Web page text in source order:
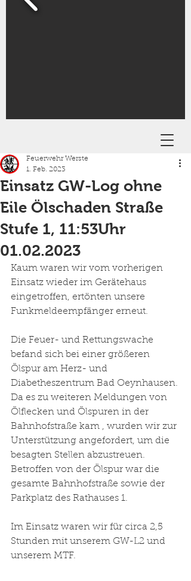
Einsatz GW-Log ohne
Eile Ölschaden Straße
Stufe 1, 11:53Uhr
01.02.2023
Feuerwehr Werste
1. Feb. 2023
Kaum waren wir vom vorherigen
Einsatz wieder im Gerätehaus
eingetroffen, ertönten unsere
Funkmeldeempfänger erneut.
Die Feuer- und Rettungswache
befand sich bei einer größeren
Ölspur am Herz- und
Diabetheszentrum Bad Oeynhausen.
Da es zu weiteren Meldungen von
Ölflecken und Ölspuren in der
Bahnhofstraße kam , wurden wir zur
Unterstützung angefordert, um die
besagten Stellen abzustreuen.
Betroffen von der Ölspur war die
gesamte Bahnhofstraße sowie der
Parkplatz des Rathauses 1.
Im Einsatz waren wir für circa 2,5
Stunden mit unserem GW-L2 und
unserem MTF.